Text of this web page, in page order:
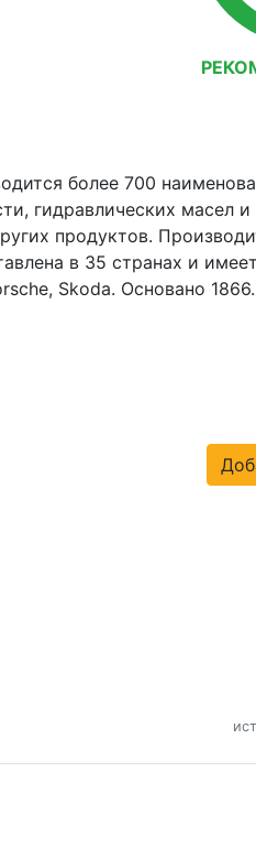
более 700
гидравлических масел и
продуктов.
в 35 странах и
Skoda. Основано